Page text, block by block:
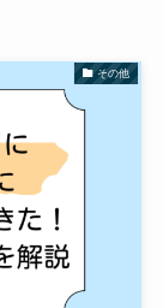
その他